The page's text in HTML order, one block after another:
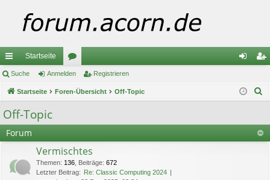
ch
ne
llz
ug
Startseite
or
en m ist
re
Suche Anmelden Registrieren
Startseite Foren-Übersicht Off-Topic
e
Off-Topic
Forum
Vermischtes
Themen: 136 Beiträge: 672
Letzter Beitrag: Re: Classic Computing 2024